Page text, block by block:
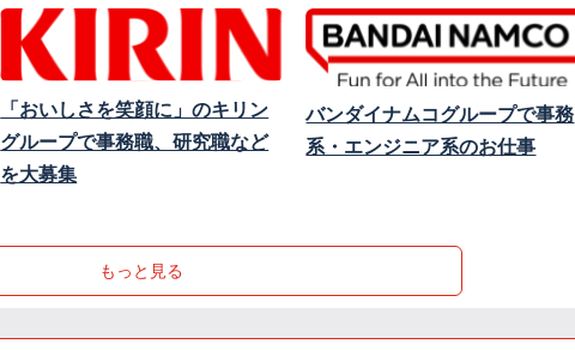
「おいしさを笑顔に」のキリン
グループで事務職、研究職など
を大募集
バンダイナムコグループで事務
系・エンジニア系のお仕事
もっと見る